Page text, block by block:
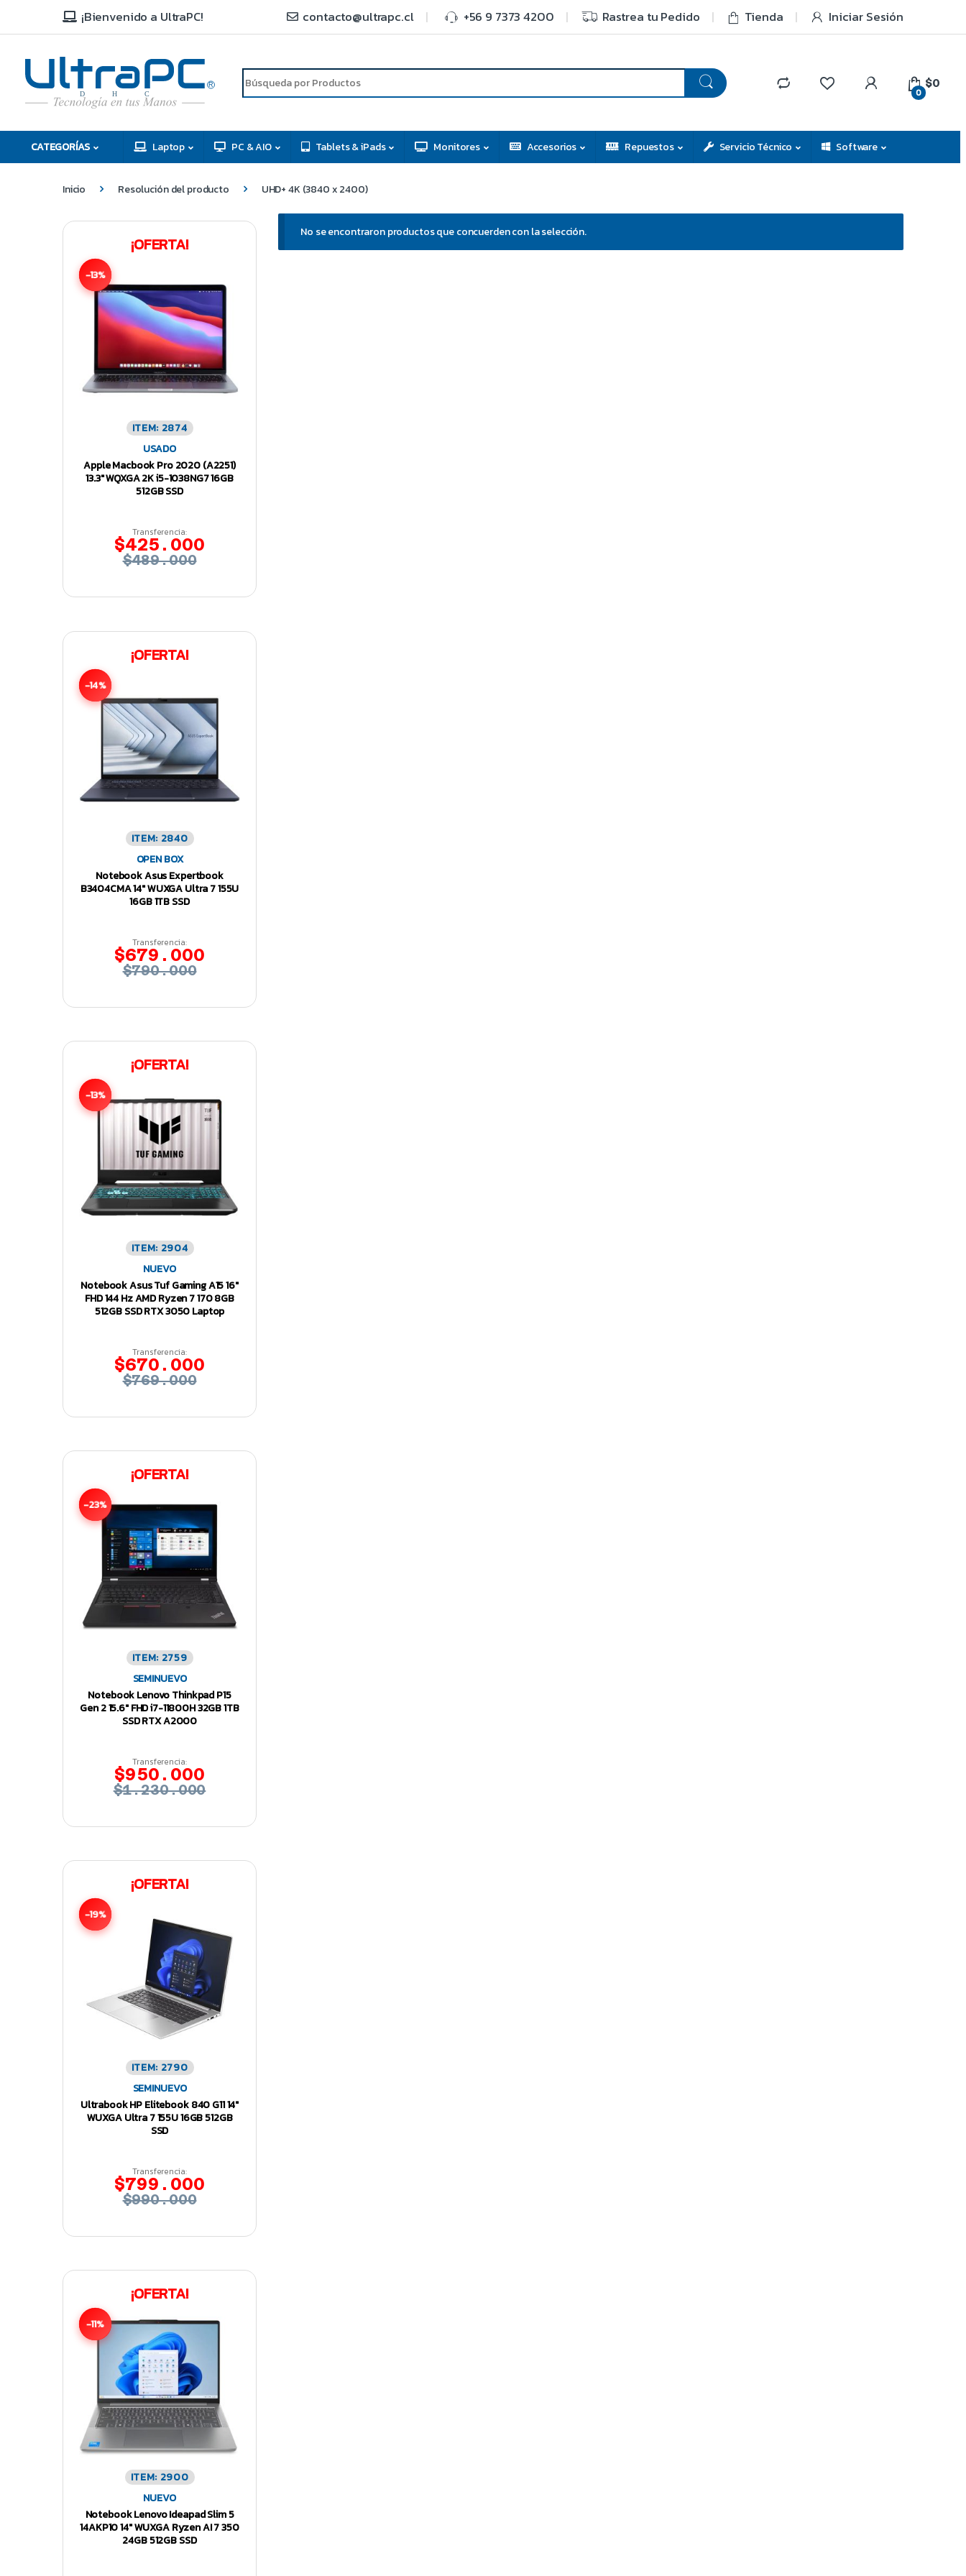
¡Bienvenido a UltraPC! contacto@ultrapc.cl +56 9 7373 4200 Rastrea tu Pedido Tienda Iniciar Sesión
C
H
D
R
0
$0
CATEGORÍAS Laptop PC & AIO Tablets & iPads Monitores Accesorios Repuestos Servicio Técnico Software
Inicio Resolución del producto UHD+ 4K (3840 x 2400)
No se encontraron productos que concuerden con la selección.
¡OFERTA!
-13%
ITEM: 2874
USADO
Apple Macbook Pro 2020 (A2251)
13.3″ WQXGA 2K i5-1038NG7 16GB
512GB SSD
Transferencia:
$425.000
$489.000
¡OFERTA!
-14%
ITEM: 2840
OPEN BOX
Notebook Asus Expertbook
B3404CMA 14″ WUXGA Ultra 7 155U
16GB 1TB SSD
Transferencia:
$679.000
$790.000
¡OFERTA!
-13%
ITEM: 2904
NUEVO
Notebook Asus Tuf Gaming A15 16″
FHD 144 Hz AMD Ryzen 7 170 8GB
512GB SSD RTX 3050 Laptop
Transferencia:
$670.000
$769.000
¡OFERTA!
-23%
ITEM: 2759
SEMINUEVO
Notebook Lenovo Thinkpad P15
Gen 2 15.6″ FHD i7-11800H 32GB 1TB
SSD RTX A2000
Transferencia:
$950.000
$1.230.000
¡OFERTA!
-19%
ITEM: 2790
SEMINUEVO
Ultrabook HP Elitebook 840 G11 14″
WUXGA Ultra 7 155U 16GB 512GB
SSD
Transferencia:
$799.000
$990.000
¡OFERTA!
-11%
ITEM: 2900
NUEVO
Notebook Lenovo Ideapad Slim 5
14AKP10 14″ WUXGA Ryzen AI 7 350
24GB 512GB SSD